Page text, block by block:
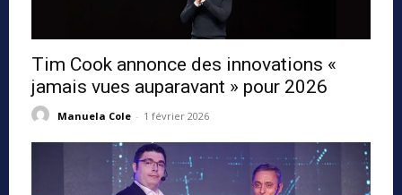
Tim Cook annonce des innovations «
jamais vues auparavant » pour 2026
Manuela Cole - 1 février 2026